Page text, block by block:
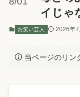
イじゃ
お笑い芸人 2026年7
当ページのリン